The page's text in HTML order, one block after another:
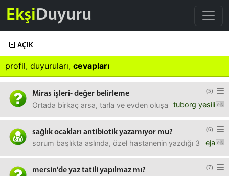
EkşiDuyuru
AÇIK
profil, duyuruları, cevapları
(5)
Miras işleri- değer belirleme
tuborg yesili
Ortada birkaç arsa, tarla ve evden oluşan bir miras var
(6)
sağlık ocakları antibiotik yazamıyor mu?
eja
sorum başlıkta aslında, özel hastanenin yazdığı 3 adet
(7)
mersin'de yaz tatili yapılmaz mı?